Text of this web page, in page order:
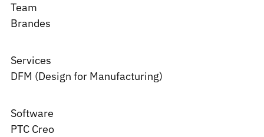
Team
Brandes
Services
DFM (Design for Manufacturing)
Software
PTC Creo